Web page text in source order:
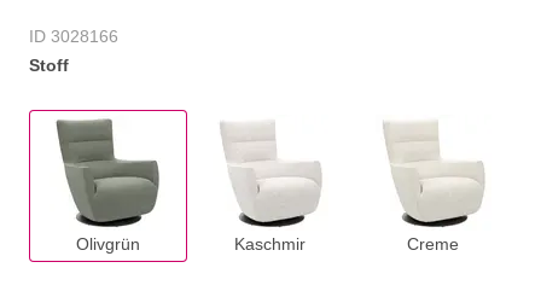
ID 3028166
Stoff
Olivgrün Kaschmir Creme